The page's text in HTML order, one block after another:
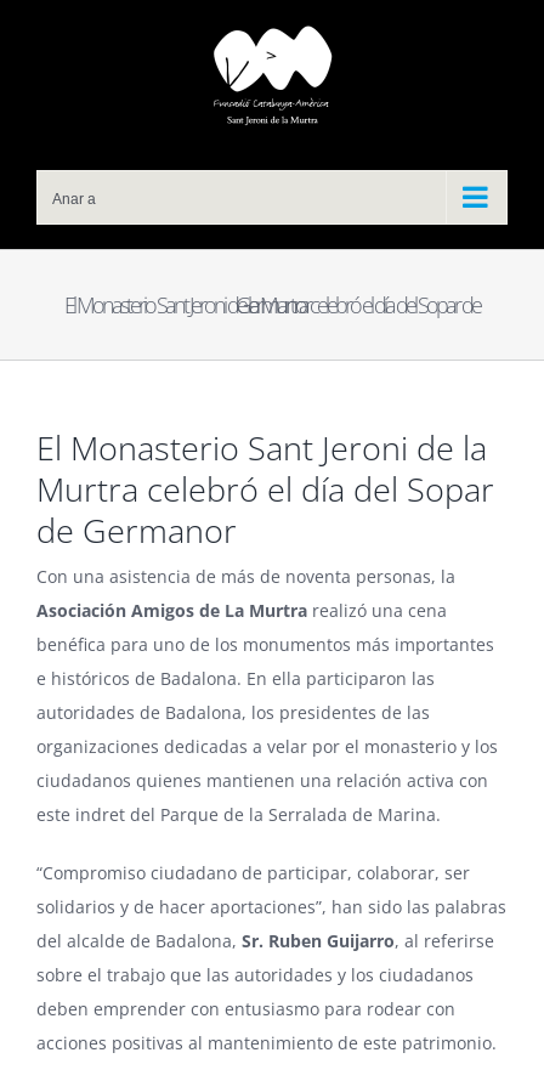
Anar a
El Monasterio Sant Jeroni de la Murtra celebró el día del Sopar de Germanor
El Monasterio Sant Jeroni de la
Murtra celebró el día del Sopar
de Germanor
Con una asistencia de más de noventa personas, la
Asociación Amigos de La Murtra realizó una cena
benéfica para uno de los monumentos más importantes
e históricos de Badalona. En ella participaron las
autoridades de Badalona, los presidentes de las
organizaciones dedicadas a velar por el monasterio y los
ciudadanos quienes mantienen una relación activa con
este indret del Parque de la Serralada de Marina.
“Compromiso ciudadano de participar, colaborar, ser
solidarios y de hacer aportaciones”, han sido las palabras
del alcalde de Badalona, Sr. Ruben Guijarro, al referirse
sobre el trabajo que las autoridades y los ciudadanos
deben emprender con entusiasmo para rodear con
acciones positivas al mantenimiento de este patrimonio.